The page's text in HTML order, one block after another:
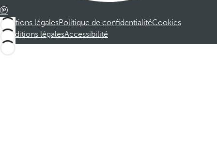
Mentions légalesPolitique de confidentialitéCookies
Conditions légalesAccessibilité